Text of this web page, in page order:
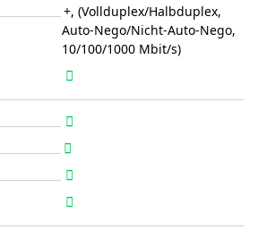
+, (Vollduplex/Halbduplex,
Auto-Nego/Nicht-Auto-Nego,
10/100/1000 Mbit/s)